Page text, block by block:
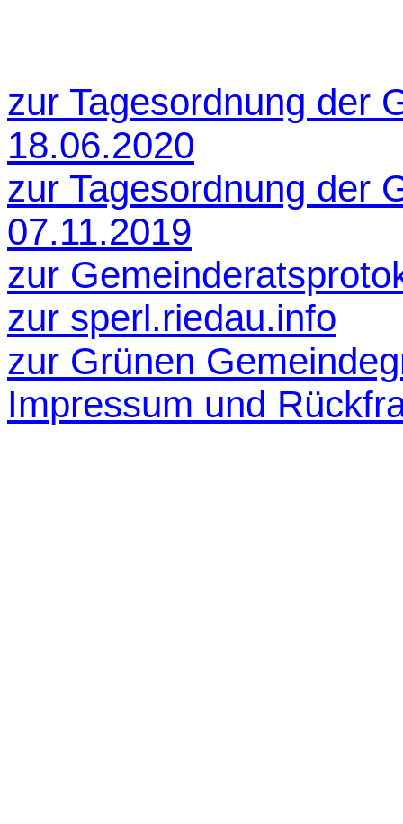
zur Tagesordnung der
18.06.2020
zur Tagesordnung der
07.11.2019
zur
zur sperl.riedau.info
zur Grünen
Impressum und